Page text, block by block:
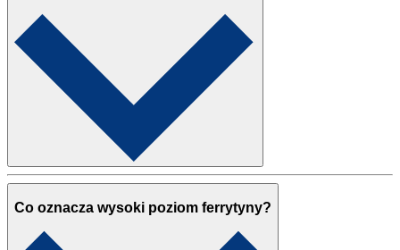
Co oznacza wysoki poziom ferrytyny?